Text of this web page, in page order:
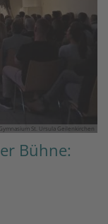
St. Ursula Geilenkirchen
Bühne: